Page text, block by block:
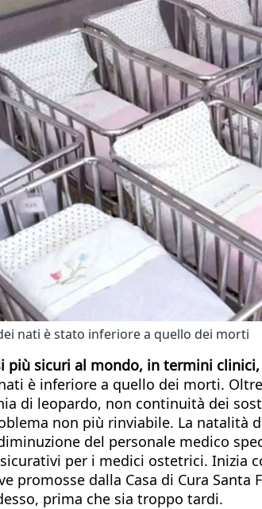
nati è stato inferiore a quello dei morti
più sicuri al mondo, in termini
è inferiore a quello dei morti.
di leopardo, non continuità dei
non più rinviabile. La natalità
del personale medico
per i medici ostetrici. Inizia
promosse dalla Casa di Cura
prima che sia troppo tardi.